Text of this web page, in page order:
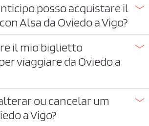
posso acquistare il
Alsa da Oviedo a Vigo?
il mio biglietto
viaggiare da Oviedo a
ou cancelar um
a Vigo?